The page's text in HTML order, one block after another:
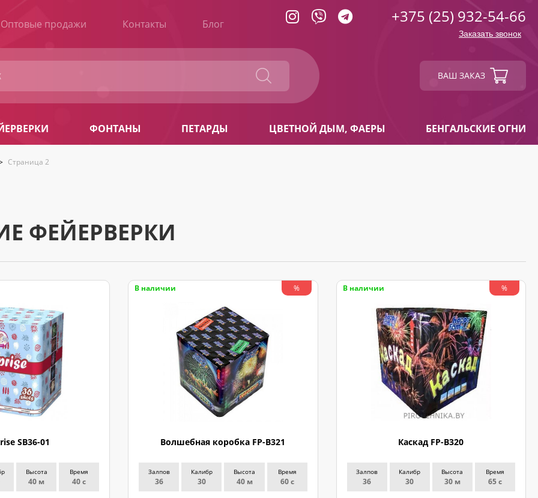
Оптовые продажи Контакты Блог +375 (25) 932-54-66
Заказать звонок
ВАШ ЗАКАЗ
ФОНТАНЫ ПЕТАРДЫ ЦВЕТНОЙ ДЫМ, ФАЕРЫ БЕНГАЛЬСКИЕ ОГНИ
Страница 2
ФЕЙЕРВЕРКИ
SB36-01
Высота
40 м
Время
40 с
В наличии %
Волшебная коробка FP-B321
Залпов
36
Калибр
30
Высота
40 м
Время
60 с
В наличии %
Каскад FP-B320
Залпов
36
Калибр
30
Высота
30 м
Время
65 с